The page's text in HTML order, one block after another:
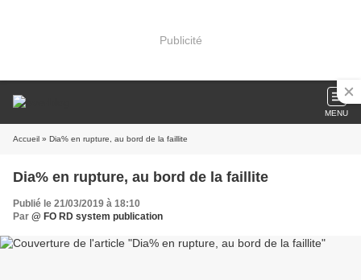
Publicité
MENU
Accueil » Dia% en rupture, au bord de la faillite
Dia% en rupture, au bord de la faillite
Publié le 21/03/2019 à 18:10
Par @ FO RD system publication